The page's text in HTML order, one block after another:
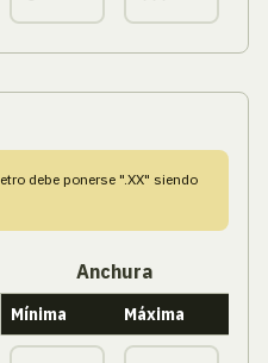
debe ponerse ".XX" siendo
Anchura
Mínima Máxima